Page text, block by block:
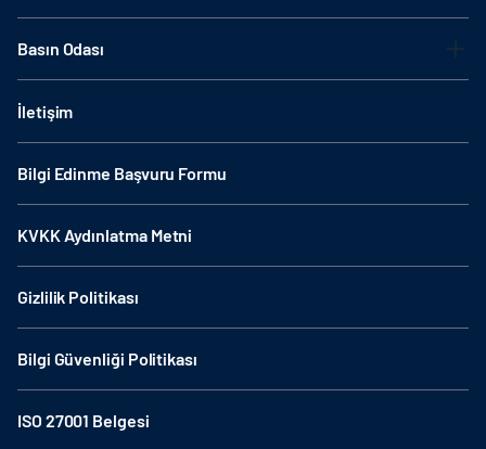
Basın Odası
İletişim
Bilgi Edinme Başvuru Formu
KVKK Aydınlatma Metni
Gizlilik Politikası
Bilgi Güvenliği Politikası
ISO 27001 Belgesi